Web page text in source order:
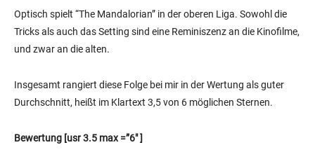
Optisch spielt “The Mandalorian” in der oberen Liga. Sowohl die
Tricks als auch das Setting sind eine Reminiszenz an die Kinofilme,
und zwar an die alten.
Insgesamt rangiert diese Folge bei mir in der Wertung als guter
Durchschnitt, heißt im Klartext 3,5 von 6 möglichen Sternen.
Bewertung [usr 3.5 max =”6″ ]